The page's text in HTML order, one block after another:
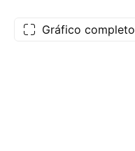
Gráfico completo